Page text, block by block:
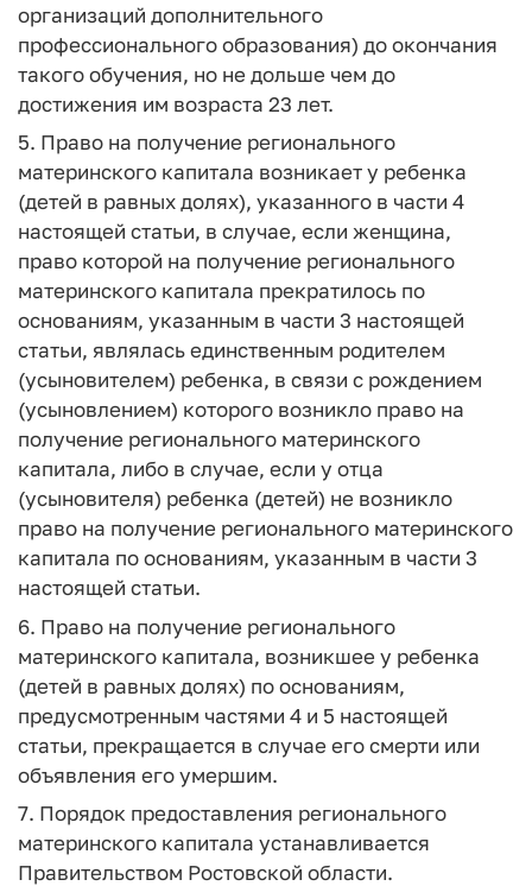
организаций дополнительного
профессионального образования) до окончания
такого обучения, но не дольше чем до
достижения им возраста 23 лет.
5. Право на получение регионального
материнского капитала возникает у ребенка
(детей в равных долях), указанного в части 4
настоящей статьи, в случае, если женщина,
право которой на получение регионального
материнского капитала прекратилось по
основаниям, указанным в части 3 настоящей
статьи, являлась единственным родителем
(усыновителем) ребенка, в связи с рождением
(усыновлением) которого возникло право на
получение регионального материнского
капитала, либо в случае, если у отца
(усыновителя) ребенка (детей) не возникло
право на получение регионального материнского
капитала по основаниям, указанным в части 3
настоящей статьи.
6. Право на получение регионального
материнского капитала, возникшее у ребенка
(детей в равных долях) по основаниям,
предусмотренным частями 4 и 5 настоящей
статьи, прекращается в случае его смерти или
объявления его умершим.
7. Порядок предоставления регионального
материнского капитала устанавливается
Правительством Ростовской области.